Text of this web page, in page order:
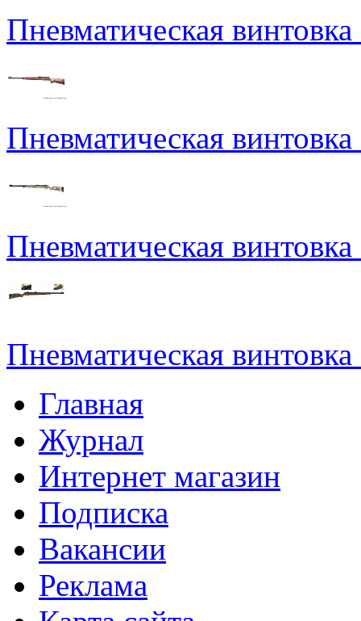
Пневматическая
Пневматическая
Пневматическая
Пневматическая
Главная
Журнал
Интернет магазин
Подписка
Вакансии
Реклама